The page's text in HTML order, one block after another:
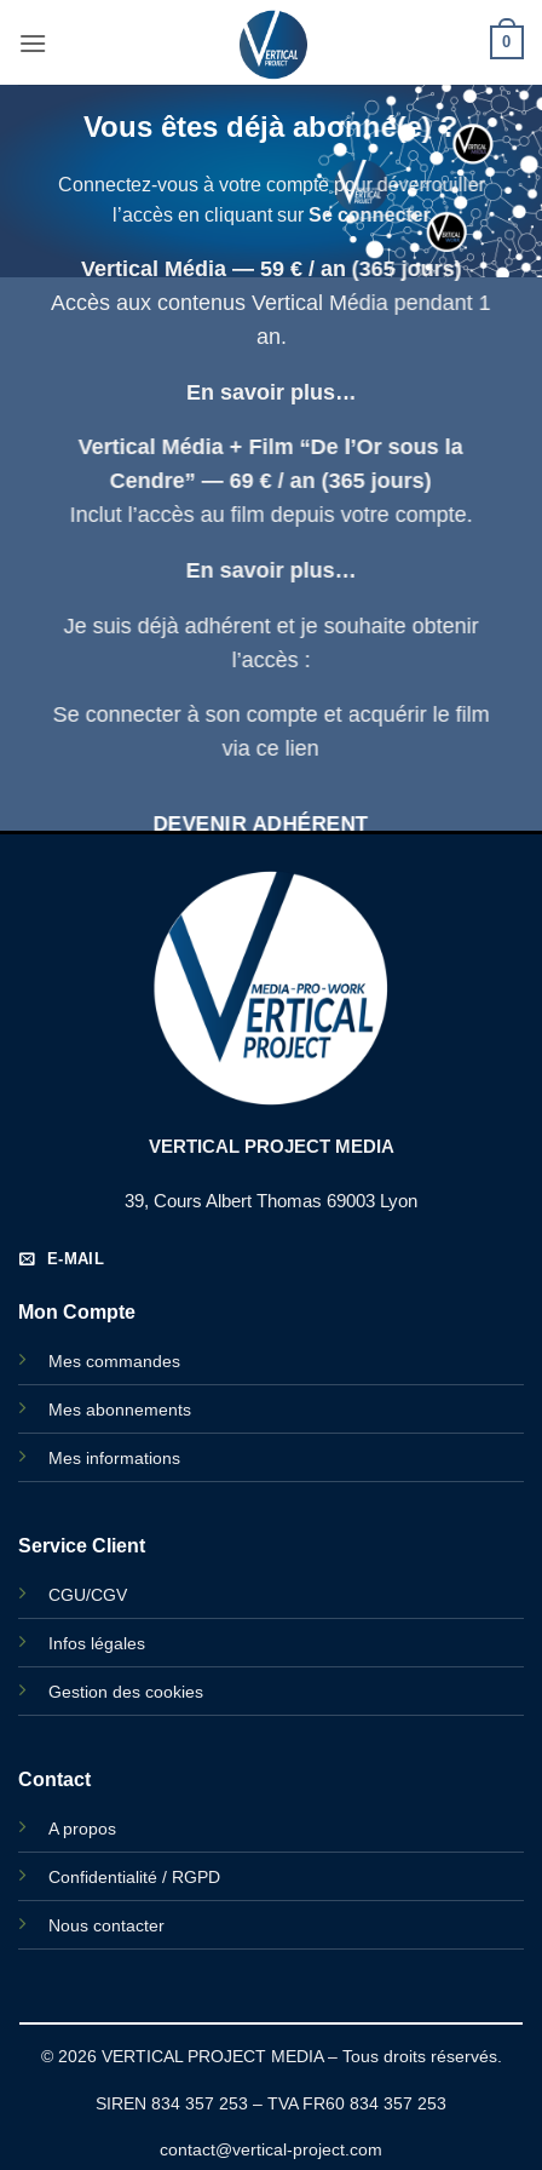
0
Vous êtes déjà abonné(e) ?
Connectez-vous à votre compte pour déverrouiller
l’accès en cliquant sur Se connecter
Vertical Média — 59 € / an (365 jours)
Accès aux contenus Vertical Média pendant 1
an.
En savoir plus…
Vertical Média + Film “De l’Or sous la
Cendre” — 69 € / an (365 jours)
Inclut l’accès au film depuis votre compte.
En savoir plus…
Je suis déjà adhérent et je souhaite obtenir
l’accès :
Se connecterà son compte et acquérir le film
via ce lien
DEVENIR ADHÉRENT
SE CONNECTER À SON COMPTE
D'ADHÉRENT
VERTICAL PROJECT MEDIA
39, Cours Albert Thomas 69003 Lyon
E-MAIL
Mon Compte
Mes commandes
Mes abonnements
Mes informations
Service Client
CGU/CGV
Infos légales
Gestion des cookies
Contact
A propos
Confidentialité / RGPD
Nous contacter
© 2026 VERTICAL PROJECT MEDIA – Tous droits réservés.
SIREN 834 357 253 – TVA FR60 834 357 253
contact@vertical-project.com